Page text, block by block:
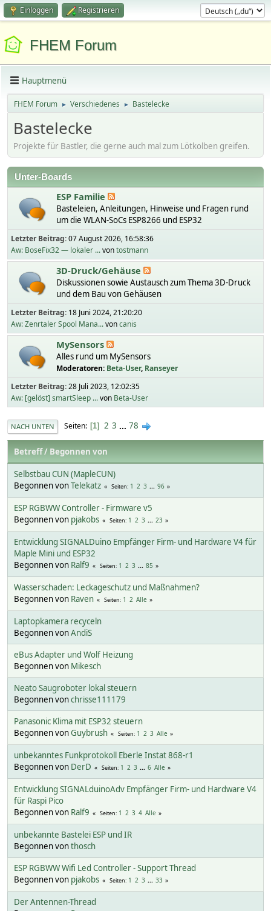
Einloggen Registrieren
FHEM Forum
Hauptmenü
FHEM Forum ► Verschiedenes ► Bastelecke
Bastelecke
Projekte für Bastler, die gerne auch mal zum Lötkolben greifen.
Unter-Boards
ESP Familie
Basteleien, Anleitungen, Hinweise und Fragen rund
um die WLAN-SoCs ESP8266 und ESP32
Letzter Beitrag:07 August 2026, 16:58:36
Aw: BoseFix32 — lokaler ...vontostmann
3D-Druck/Gehäuse
Diskussionen sowie Austausch zum Thema 3D-Druck
und dem Bau von Gehäusen
Letzter Beitrag: 18 Juni 2024, 21:20:20
Aw: Zenrtaler Spool Mana...voncanis
MySensors
Alles rund um MySensors
Moderatoren: Beta-User, Ranseyer
Letzter Beitrag:28 Juli 2023, 12:02:35
Aw: [gelöst] smartSleep ...von Beta-User
NACH UNTEN Seiten 1 2 3 ... 78
Betreff/ Begonnen von
Selbstbau CUN (MapleCUN)
Begonnen vonTelekatz Seiten 1 2 3 ... 96
ESP RGBWW Controller - Firmware v5
Begonnen von pjakobs Seiten 1 2 3 ... 23
Entwicklung SIGNALDuino Empfänger Firm- und Hardware V4 für
Maple Mini und ESP32
Begonnen von Ralf9 Seiten 1 2 3 ... 85
Wasserschaden: Leckageschutz und Maßnahmen?
Begonnen von Raven Seiten 1 2 Alle
Laptopkamera recyceln
Begonnen vonAndiS
eBus Adapter und Wolf Heizung
Begonnen von Mikesch
Neato Saugroboter lokal steuern
Begonnen vonchrisse111179
Panasonic Klima mit ESP32 steuern
Begonnen vonGuybrush Seiten 1 2 3 Alle
unbekanntes Funkprotokoll Eberle Instat 868-r1
Begonnen von DerD Seiten 1 2 3 ... 6 Alle
Entwicklung SIGNALduinoAdv Empfänger Firm- und Hardware V4
für Raspi Pico
Begonnen von Ralf9 Seiten 1 2 3 4 Alle
unbekannte Bastelei ESP und IR
Begonnen vonthosch
ESP RGBWW Wifi Led Controller - Support Thread
Begonnen von pjakobs Seiten 1 2 3 ... 33
Der Antennen-Thread